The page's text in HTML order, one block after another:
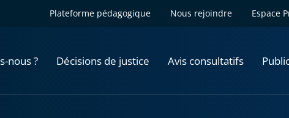
Plateforme pédagogique Nous rejoindre Espace
nous ? Décisions de justice Avis consultatifs